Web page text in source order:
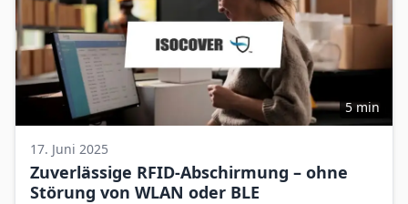
5 min
17. Juni 2025
Zuverlässige RFID-Abschirmung – ohne
Störung von WLAN oder BLE